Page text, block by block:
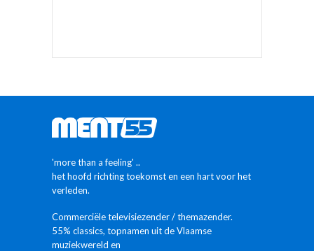
'more than a feeling' ..
het hoofd richting toekomst en een hart voor het
verleden.
Commerciële televisiezender / themazender.
55% classics, topnamen uit de Vlaamse
muziekwereld en